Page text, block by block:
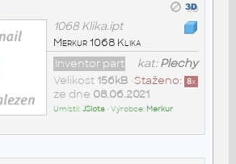
1068 Klika.ipt
Merkur 1068 Klika
kat:Plechy
Inventor part
Staženo: 8x
Velikost 156kB•
ze dne 08.06.2021
Umístil:JSlota • Výrobce: Merkur